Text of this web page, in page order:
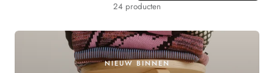
I
N
24 producten
NIEUW BINNEN